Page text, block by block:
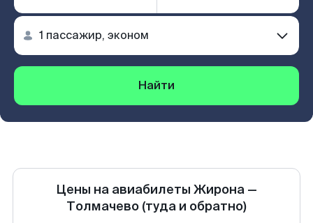
Найти
Цены на авиабилеты Жирона —
Толмачево (туда и обратно)